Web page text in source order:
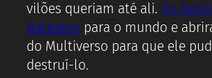
vilões queriam até ali. Os
Barbatos para o mundo e
do Multiverso para que ele
destruí-lo.